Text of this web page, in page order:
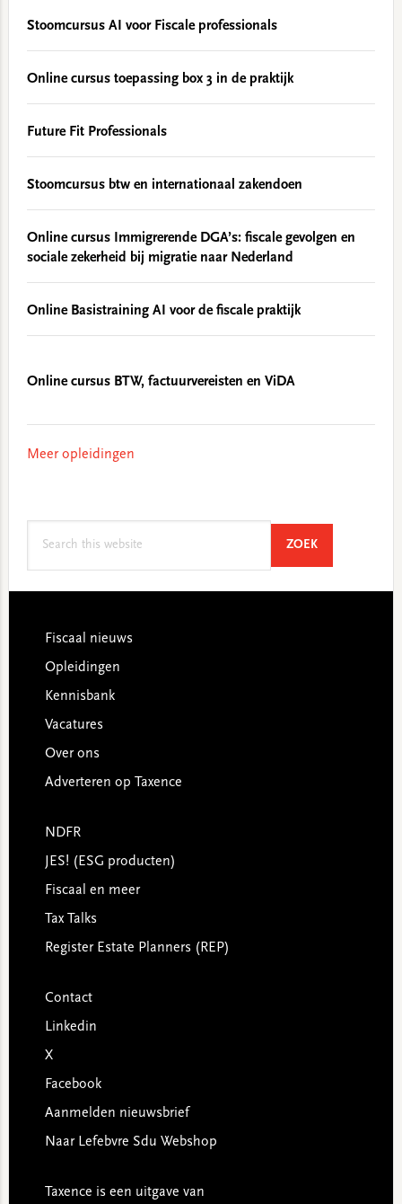
Stoomcursus AI voor Fiscale professionals
Online cursus toepassing box 3 in de praktijk
Future Fit Professionals
Stoomcursus btw en internationaal zakendoen
Online cursus Immigrerende DGA’s: fiscale gevolgen en
sociale zekerheid bij migratie naar Nederland
Online Basistraining AI voor de fiscale praktijk
Online cursus BTW, factuurvereisten en ViDA
Meer opleidingen
ZOEKSEARCH
Footer
Fiscaal nieuws
Opleidingen
Kennisbank
Vacatures
Over ons
Adverteren op Taxence
NDFR
JES! (ESG producten)
Fiscaal en meer
Tax Talks
Register Estate Planners (REP)
Contact
Linkedin
X
Facebook
Aanmelden nieuwsbrief
Naar Lefebvre Sdu Webshop
Taxence is een uitgave van